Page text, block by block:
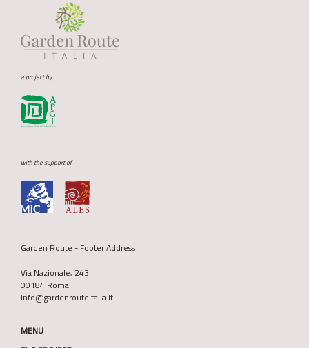
a project by
with the support of
Garden Route - Footer Address
Via Nazionale, 243
00184 Roma
info@gardenrouteitalia.it
MENU